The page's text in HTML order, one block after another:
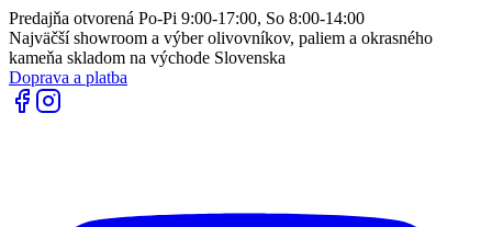
Predajňa otvorená Po-Pi 9:00-17:00, So 8:00-14:00
Najväčší showroom a výber olivovníkov, paliem a okrasného
kameňa skladom na východe Slovenska
Doprava a platba